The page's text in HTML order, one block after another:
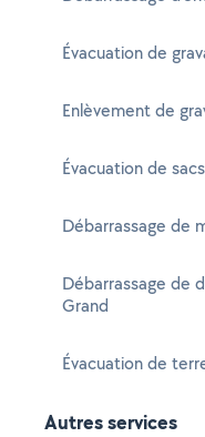
Évacuation de
Enlèvement de
Évacuation de
Débarrassage de
Débarrassage de
Grand
Évacuation de
Autres services